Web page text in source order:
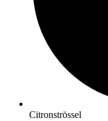
Citronströssel